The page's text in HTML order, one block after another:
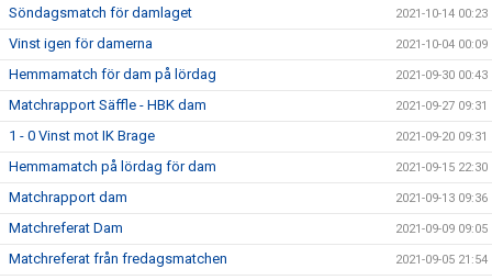
Söndagsmatch för damlaget 2021-10-14 00:23
Vinst igen för damerna 2021-10-04 00:09
Hemmamatch för dam på lördag 2021-09-30 00:43
Matchrapport Säffle - HBK dam 2021-09-27 09:31
1 - 0 Vinst mot IK Brage 2021-09-20 09:31
Hemmamatch på lördag för dam 2021-09-15 22:30
Matchrapport dam 2021-09-13 09:36
Matchreferat Dam 2021-09-09 09:05
Matchreferat från fredagsmatchen 2021-09-05 21:54